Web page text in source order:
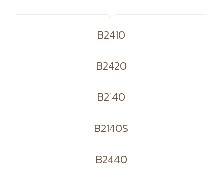
B2410
B2420
B2140
B2140S
B2440